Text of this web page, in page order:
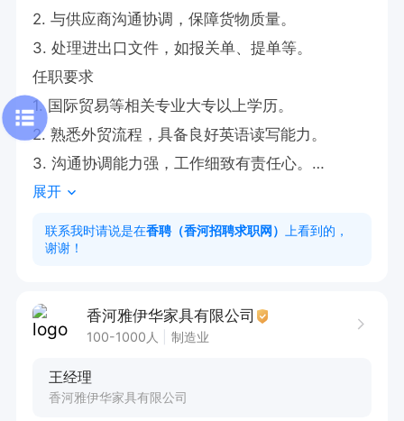
2. 与供应商沟通协调，保障货物质量。
3. 处理进出口文件，如报关单、提单等。
任职要求
1. 国际贸易等相关专业大专以上学历。
2. 熟悉外贸流程，具备良好英语读写能力。
3. 沟通协调能力强，工作细致有责任心。
4. 有外贸跟单经验者优先。
薪资面谈，公司缴纳香河社保，公司有食堂有宿
展开
联系我时请说是在香聘（香河招聘求职网）
上看到的，
谢谢！
香河雅伊华家具有限公司
100-1000人 制造业
王经理
香河雅伊华家具有限公司